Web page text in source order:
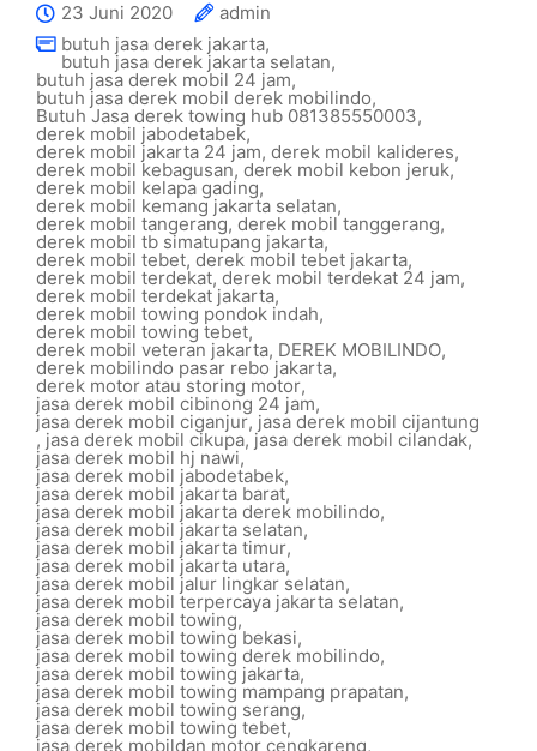
23 Juni 2020
admin
butuh jasa derek jakarta,
butuh jasa derek jakarta selatan,
butuh jasa derek mobil 24 jam,
butuh jasa derek mobil derek mobilindo,
Butuh Jasa derek towing hub 081385550003,
derek mobil jabodetabek,
derek mobil jakarta 24 jam, derek mobil kalideres,
derek mobil kebagusan, derek mobil kebon jeruk,
derek mobil kelapa gading,
derek mobil kemang jakarta selatan,
derek mobil tangerang, derek mobil tanggerang,
derek mobil tb simatupang jakarta,
derek mobil tebet, derek mobil tebet jakarta,
derek mobil terdekat, derek mobil terdekat 24 jam,
derek mobil terdekat jakarta,
derek mobil towing pondok indah,
derek mobil towing tebet,
derek mobil veteran jakarta, DEREK MOBILINDO,
derek mobilindo pasar rebo jakarta,
derek motor atau storing motor,
jasa derek mobil cibinong 24 jam,
jasa derek mobil ciganjur, jasa derek mobil cijantung
, jasa derek mobil cikupa, jasa derek mobil cilandak,
jasa derek mobil hj nawi,
jasa derek mobil jabodetabek,
jasa derek mobil jakarta barat,
jasa derek mobil jakarta derek mobilindo,
jasa derek mobil jakarta selatan,
jasa derek mobil jakarta timur,
jasa derek mobil jakarta utara,
jasa derek mobil jalur lingkar selatan,
jasa derek mobil terpercaya jakarta selatan,
jasa derek mobil towing,
jasa derek mobil towing bekasi,
jasa derek mobil towing derek mobilindo,
jasa derek mobil towing jakarta,
jasa derek mobil towing mampang prapatan,
jasa derek mobil towing serang,
jasa derek mobil towing tebet,
jasa derek mobildan motor cengkareng,